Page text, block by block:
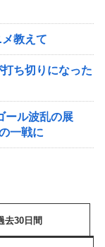
教えて
ち切りになった
ール波乱の展
一戦に
去30日間